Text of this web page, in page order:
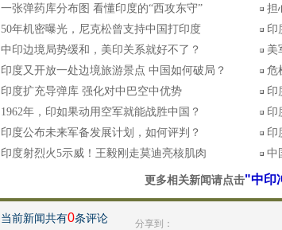
一张弹药库分布图 看懂印度的“西攻东守”
担
50年机密曝光，尼克松曾支持中国打印度
印
中印边境局势缓和，美印关系就好不了？
美
印度又开放一处边境旅游景点 中国如何破局？
危
印度扩充导弹库 强化对中巴空中优势
印
1962年，印如果动用空军就能战胜中国？
印
印度公布未来军备发展计划，如何评判？
印
印度射烈火5示威！王毅刚走莫迪亮核肌肉
中
更多相关新闻请点击"中印
当前新闻共有0条评论 分享到：